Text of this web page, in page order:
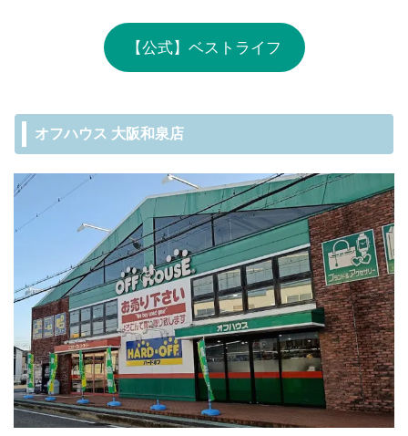
【公式】ベストライフ
オフハウス 大阪和泉店